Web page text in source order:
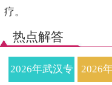
疗。
热点解答
2026年武汉专 2026